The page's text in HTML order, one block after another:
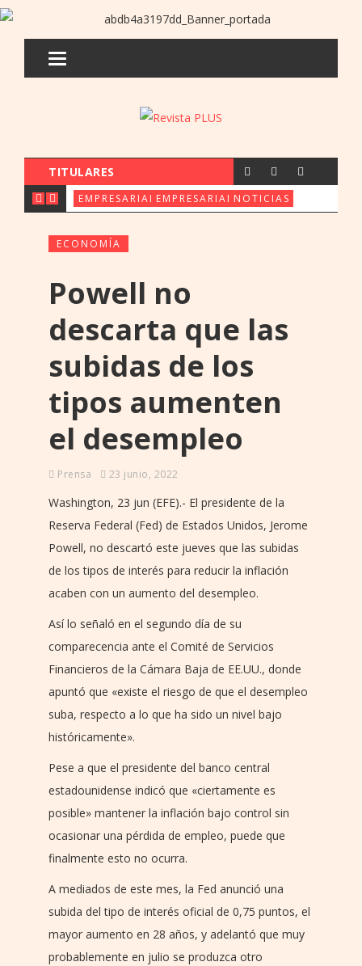
TITULARES
EMPRESARIALES CX & INNOVATION CONGRESS
EMPRESARIALES FERIA ORE: UENO
NOTICIAS
ECONOMÍA
Powell no
descarta que las
subidas de los
tipos aumenten
el desempleo
Prensa 23 junio, 2022
Washington, 23 jun (EFE).- El presidente de la
Reserva Federal (Fed) de Estados Unidos, Jerome
Powell, no descartó este jueves que las subidas
de los tipos de interés para reducir la inflación
acaben con un aumento del desempleo.
Así lo señaló en el segundo día de su
comparecencia ante el Comité de Servicios
Financieros de la Cámara Baja de EE.UU., donde
apuntó que «existe el riesgo de que el desempleo
suba, respecto a lo que ha sido un nivel bajo
históricamente».
Pese a que el presidente del banco central
estadounidense indicó que «ciertamente es
posible» mantener la inflación bajo control sin
ocasionar una pérdida de empleo, puede que
finalmente esto no ocurra.
A mediados de este mes, la Fed anunció una
subida del tipo de interés oficial de 0,75 puntos, el
mayor aumento en 28 años, y adelantó que muy
probablemente en julio se produzca otro